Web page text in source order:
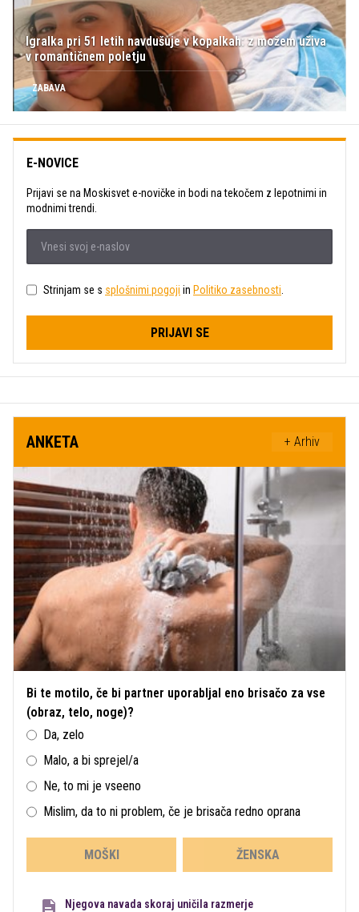
Igralka pri 51 letih navdušuje v kopalkah: z možem uživa
v romantičnem poletju
ZABAVA
E-NOVICE
Prijavi se na Moskisvet e-novičke in bodi na tekočem z lepotnimi in
modnimi trendi.
Strinjam se s splošnimi pogoji in Politiko zasebnosti
PRIJAVI SE
ANKETA + Arhiv
Bi te motilo, če bi partner uporabljal eno brisačo za vse
(obraz, telo, noge)?
Da, zelo
Malo, a bi sprejel/a
Ne, to mi je vseeno
Mislim, da to ni problem, če je brisača redno oprana
MOŠKI ŽENSKA
Njegova navada skoraj uničila razmerje